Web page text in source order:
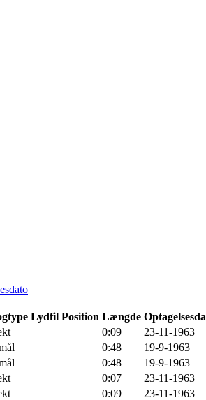
Lydfil Position Længde
0:09
23-11-1963
0:48
19-9-1963
0:48
19-9-1963
0:07
23-11-1963
0:09
23-11-1963